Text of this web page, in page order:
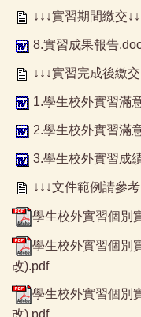
↓↓↓實習期間繳交
8.實習成果報告
↓↓↓實習完成後繳交
1.學生校外實習滿
2.學生校外實習滿
3.學生校外實習成
↓↓↓文件範例請參
學生校外實習個別
學生校外實習個別
改).pdf
學生校外實習個別
改).pdf